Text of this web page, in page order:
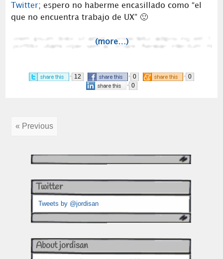
Twitter; espero no haberme encasillado como “el
que no encuentra trabajo de UX” 🙂
(more…)
12 0
0
0
« Previous
Twitter
Tweets by @jordisan
About jordisan